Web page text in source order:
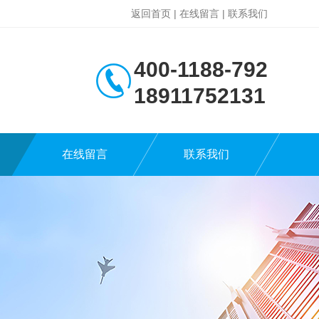
返回首页 | 在线留言 | 联系我们
400-1188-792
18911752131
在线留言 联系我们